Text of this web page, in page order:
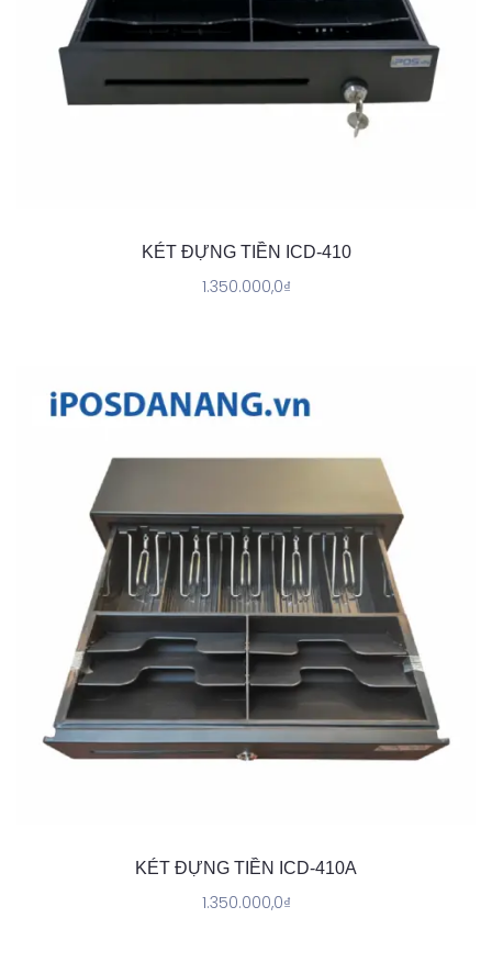
KÉT ĐỰNG TIỀN ICD-410
1.350.000,0₫
KÉT ĐỰNG TIỀN ICD-410A
1.350.000,0₫